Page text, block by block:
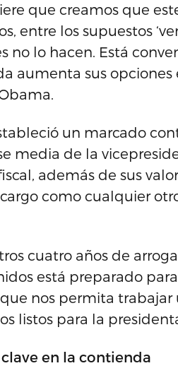
que creamos que
entre los supuestos
no lo hacen. Está
aumenta sus
un marcado
media de la
además de sus
como cualquier
cuatro años de
está preparado
nos permita
listos para la
en la contienda